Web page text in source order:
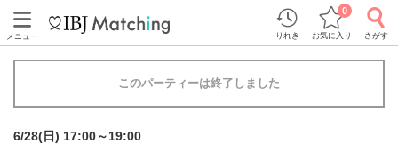
メニュー りれき お気に入り
0
さがす
このパーティーは終了しました
6/28(日) 17:00～19:00